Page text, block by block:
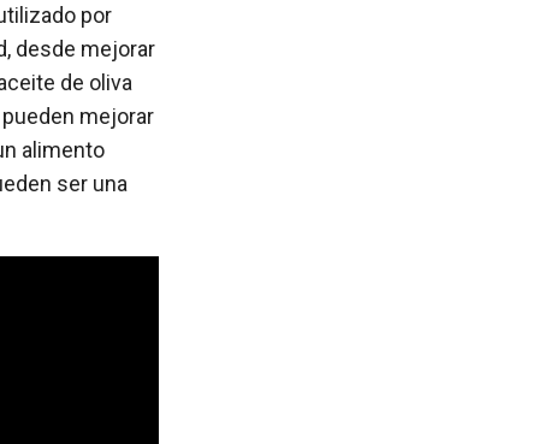
por
desde mejorar
de oliva
mejorar
alimento
ser una